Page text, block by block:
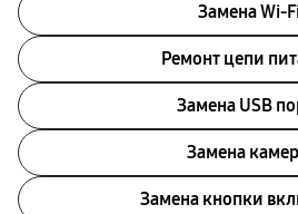
Замена Wi-
Ремонт цепи
Замена USB
Замена
Замена кнопки